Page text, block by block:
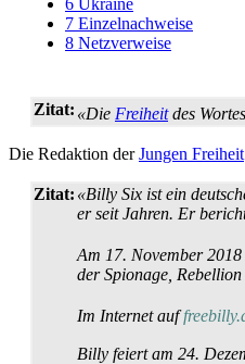
7 Einzelnachweise
8 Netzverweise
Zitat: «Die Freiheitdes
Die Redaktion derJungen Freiheit
Zitat: «Billy Six ist ein
er seit Jahren. Er
Am 17. November
der Spionage,
Im Internet auf
Billy feiert am 24.